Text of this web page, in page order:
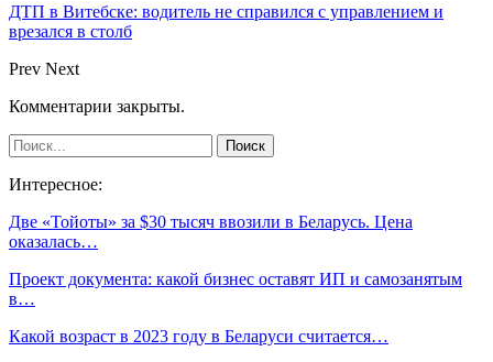
ДТП в Витебске: водитель не справился с управлением и
врезался в столб
Prev Next
Комментарии закрыты.
Интересное:
Две «Тойоты» за $30 тысяч ввозили в Беларусь. Цена
оказалась…
Проект документа: какой бизнес оставят ИП и самозанятым
в…
Какой возраст в 2023 году в Беларуси считается…